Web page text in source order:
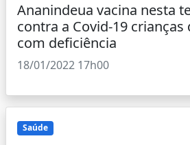
Ananindeua vacina nesta
contra a Covid-19 crianças
com deficiência
18/01/2022 17h00
Saúde